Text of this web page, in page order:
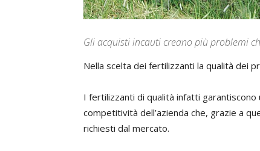
Gli acquisti incauti creano più problemi
Nella scelta dei fertilizzanti la qualità dei
I fertilizzanti di qualità infatti garantiscono
competitività dell’azienda che, grazie a
richiesti dal mercato.